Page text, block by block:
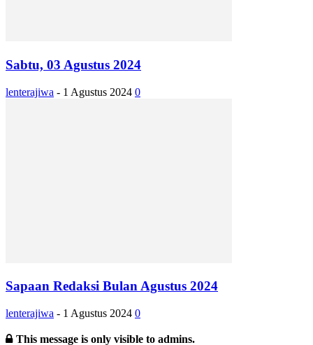
Sabtu, 03 Agustus 2024
lenterajiwa - 1 Agustus 2024 0
Sapaan Redaksi Bulan Agustus 2024
lenterajiwa - 1 Agustus 2024 0
This message is only visible to admins.